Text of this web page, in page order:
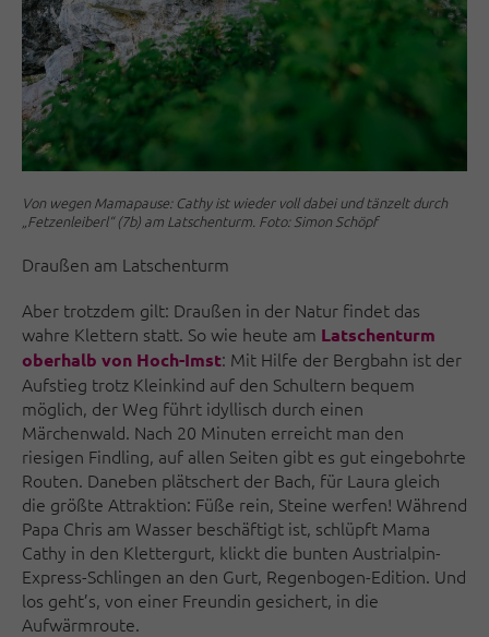
Von wegen Mamapause: Cathy ist wieder voll dabei und tänzelt durch
„Fetzenleiberl“ (7b) am Latschenturm. Foto: Simon Schöpf
Draußen am Latschenturm
Aber trotzdem gilt: Draußen in der Natur findet das
wahre Klettern statt. So wie heute am Latschenturm
oberhalb von Hoch-Imst: Mit Hilfe der Bergbahn ist der
Aufstieg trotz Kleinkind auf den Schultern bequem
möglich, der Weg führt idyllisch durch einen
Märchenwald. Nach 20 Minuten erreicht man den
riesigen Findling, auf allen Seiten gibt es gut eingebohrte
Routen. Daneben plätschert der Bach, für Laura gleich
die größte Attraktion: Füße rein, Steine werfen! Während
Papa Chris am Wasser beschäftigt ist, schlüpft Mama
Cathy in den Klettergurt, klickt die bunten Austrialpin-
Express-Schlingen an den Gurt, Regenbogen-Edition. Und
los geht’s, von einer Freundin gesichert, in die
Aufwärmroute.